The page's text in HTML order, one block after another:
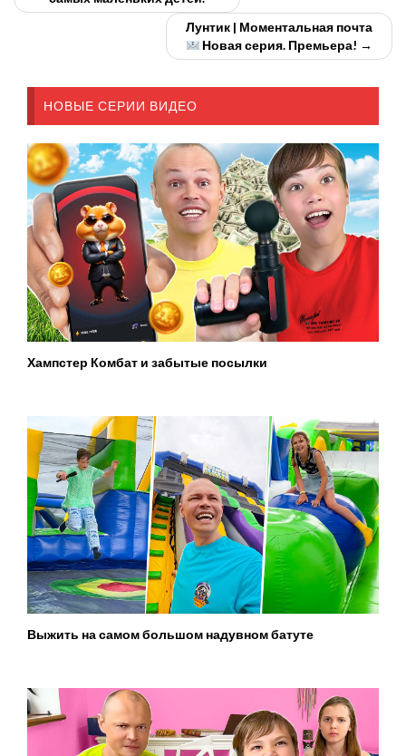
Лунтик | Моментальная почта
Новая серия. Премьера! →
НОВЫЕ СЕРИИ ВИДЕО
Хампстер Комбат и забытые посылки
Выжить на самом большом надувном батуте